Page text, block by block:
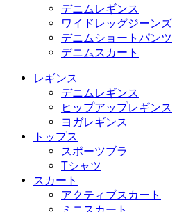
デニムレギンス
ワイドレッグジーンズ
デニムショートパンツ
デニムスカート
レギンス
デニムレギンス
ヒップアップレギンス
ヨガレギンス
トップス
スポーツブラ
Tシャツ
スカート
アクティブスカート
ミニスカート